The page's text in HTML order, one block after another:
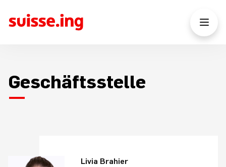
Geschäftsstelle
Livia Brahier